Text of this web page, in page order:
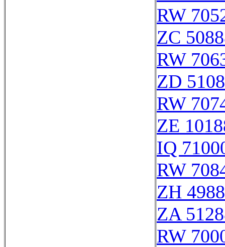
RW
ZC
RW
ZD
RW
ZE
IQ
RW
ZH 4988
ZA
RW